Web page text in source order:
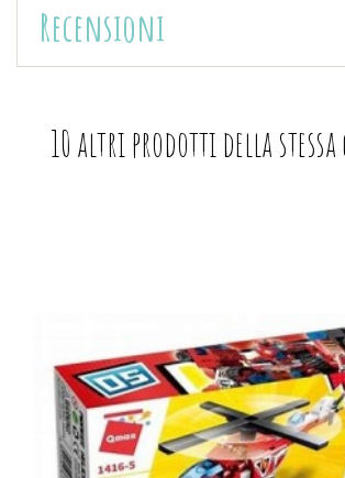
Recensioni
10 altri prodotti della stessa